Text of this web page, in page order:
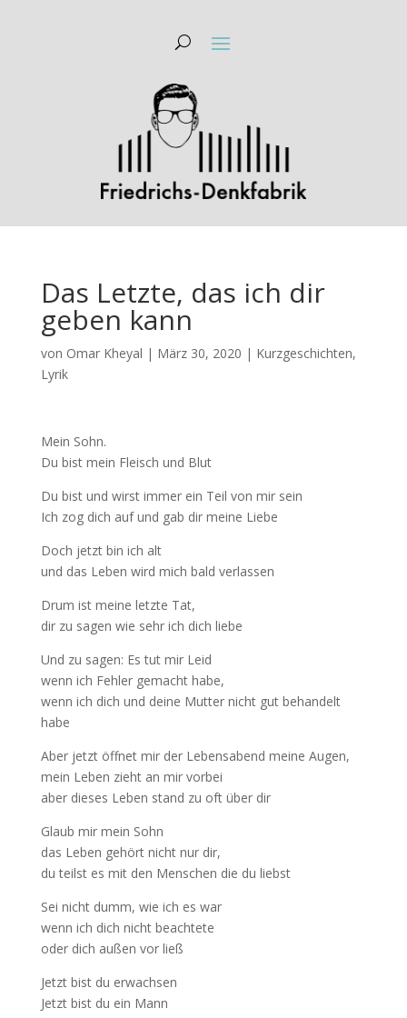
Das Letzte, das ich dir
geben kann
von Omar Kheyal | März 30, 2020 | Kurzgeschichten,
Lyrik
Mein Sohn.
Du bist mein Fleisch und Blut
Du bist und wirst immer ein Teil von mir sein
Ich zog dich auf und gab dir meine Liebe
Doch jetzt bin ich alt
und das Leben wird mich bald verlassen
Drum ist meine letzte Tat,
dir zu sagen wie sehr ich dich liebe
Und zu sagen: Es tut mir Leid
wenn ich Fehler gemacht habe,
wenn ich dich und deine Mutter nicht gut behandelt
habe
Aber jetzt öffnet mir der Lebensabend meine Augen,
mein Leben zieht an mir vorbei
aber dieses Leben stand zu oft über dir
Glaub mir mein Sohn
das Leben gehört nicht nur dir,
du teilst es mit den Menschen die du liebst
Sei nicht dumm, wie ich es war
wenn ich dich nicht beachtete
oder dich außen vor ließ
Jetzt bist du erwachsen
Jetzt bist du ein Mann